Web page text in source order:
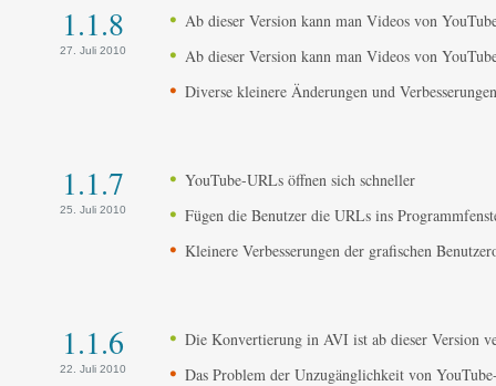
1.1.8
27. Juli 2010
Ab dieser Version kann man Videos von
Ab dieser Version kann man Videos von
Diverse kleinere Änderungen und Verbesserungen
1.1.7
25. Juli 2010
YouTube-URLs öffnen sich schneller
Fügen die Benutzer die URLs ins
Kleinere Verbesserungen der grafischen
1.1.6
22. Juli 2010
Die Konvertierung in AVI ist ab dieser Version
Das Problem der Unzugänglichkeit von